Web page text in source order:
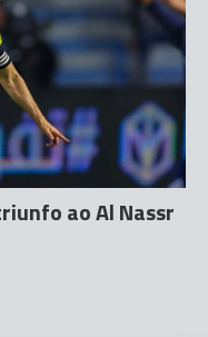
ao Al Nassr